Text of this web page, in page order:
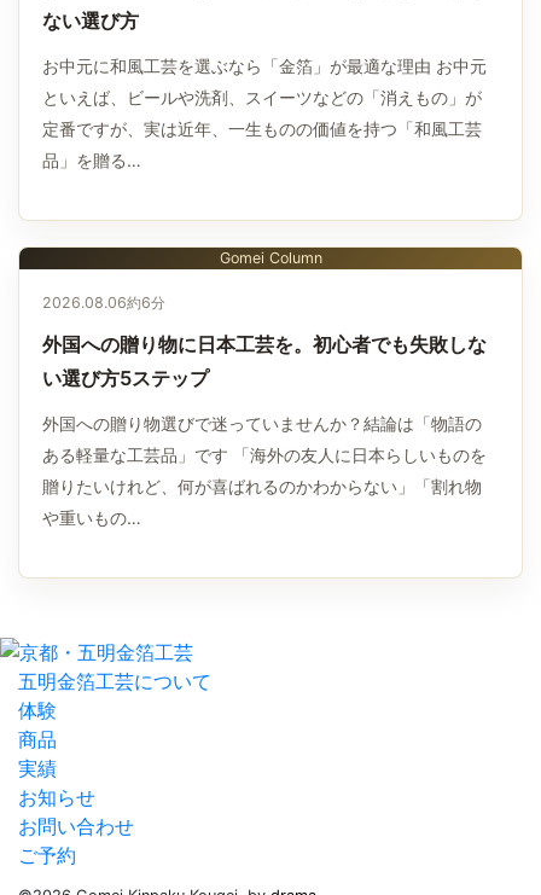
ない選び方
お中元に和風工芸を選ぶなら「金箔」が最適な理由 お中元
といえば、ビールや洗剤、スイーツなどの「消えもの」が
定番ですが、実は近年、一生ものの価値を持つ「和風工芸
品」を贈る…
Gomei Column
2026.08.06約6分
外国への贈り物に日本工芸を。初心者でも失敗しな
い選び方5ステップ
外国への贈り物選びで迷っていませんか？結論は「物語の
ある軽量な工芸品」です 「海外の友人に日本らしいものを
贈りたいけれど、何が喜ばれるのかわからない」「割れ物
や重いもの…
五明金箔工芸について
体験
商品
実績
お知らせ
お問い合わせ
ご予約